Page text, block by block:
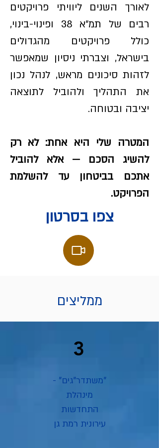
לאורך השנים ליוויתי פרויקטים
רבים של תמ״א 38 ופינוי-בינוי,
כולל פרויקטים מהגדולים
בישראל, וצברתי ניסיון שמאפשר
לזהות סיכונים מראש, לנהל נכון
את התהליך ולהוביל לתוצאה
יציבה ובטוחה.
המטרה שלי היא אחת: לא רק
להשיג הסכם — אלא להוביל
אתכם בביטחון עד להשלמת
הפרויקט.
צפו בסרטון
ממליצים
3
"משתדר"גים" -
מינהלת
התחדשות
עירונית רמת גן